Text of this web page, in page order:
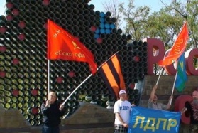
Перейти к основному содержанию